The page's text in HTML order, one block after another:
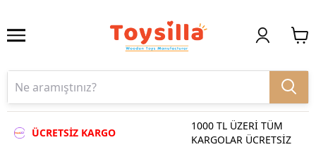
ÜCRETSİZ KARGO
1000 TL ÜZERİ TÜM
KARGOLAR ÜCRETSİZ